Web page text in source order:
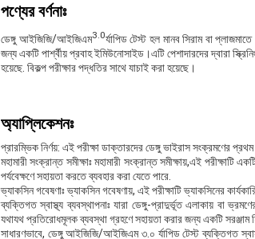
পণ্যের বর্ণনাঃ
ডেঙ্গু আইজিজি/আইজিএম3.0র্যাপিড টেস্ট হল মানব সিরাম বা
জন্য একটি পার্শ্বীয় প্রবাহ ইমিউনোসাইড।এটি পেশাদারদের দ্বারা
হয়েছে. বিকল্প পরীক্ষার পদ্ধতির সাথে যাচাই করা হয়েছে।
অ্যাপ্লিকেশনঃ
প্রারম্ভিক নির্ণয়: এই পরীক্ষা ডাক্তারদের ডেঙ্গু ভাইরাস সংক্রমণের
মহামারী সংক্রান্ত সমীক্ষাঃ মহামারী সংক্রান্ত সমীক্ষায়,এই পরীক্ষাটি
পর্যবেক্ষণে সহায়তা করতে ব্যবহার করা যেতে পারে.
ভ্যাকসিন গবেষণাঃ ভ্যাকসিন গবেষণায়, এই পরীক্ষাটি ভ্যাকসিনের
ব্যক্তিগত স্বাস্থ্য ব্যবস্থাপনাঃ যারা ডেঙ্গু-প্রাদুর্ভূত এলাকায় বা
যথাযথ প্রতিরোধমূলক ব্যবস্থা গ্রহণে সহায়তা করার জন্য একটি সরঞ্জাম
সাধারণভাবে, ডেঙ্গু আইজিজি/আইজিএম ৩.০ র্যাপিড টেস্ট ব্যক্তিগত